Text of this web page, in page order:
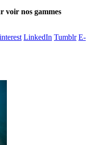
voir nos gammes
LinkedIn Tumblr E-